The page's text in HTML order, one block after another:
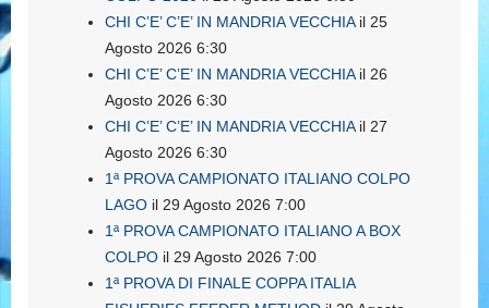
CHI C’E’ C’E’ IN MANDRIA VECCHIAil 25
Agosto 2026 6:30
CHI C’E’ C’E’ IN MANDRIA VECCHIAil 26
Agosto 2026 6:30
CHI C’E’ C’E’ IN MANDRIA VECCHIAil 27
Agosto 2026 6:30
1ª PROVA CAMPIONATO ITALIANO COLPO
LAGO il 29 Agosto 2026 7:00
1ª PROVA CAMPIONATO ITALIANO A BOX
COLPO il 29 Agosto 2026 7:00
1ª PROVA DI FINALE COPPA ITALIA